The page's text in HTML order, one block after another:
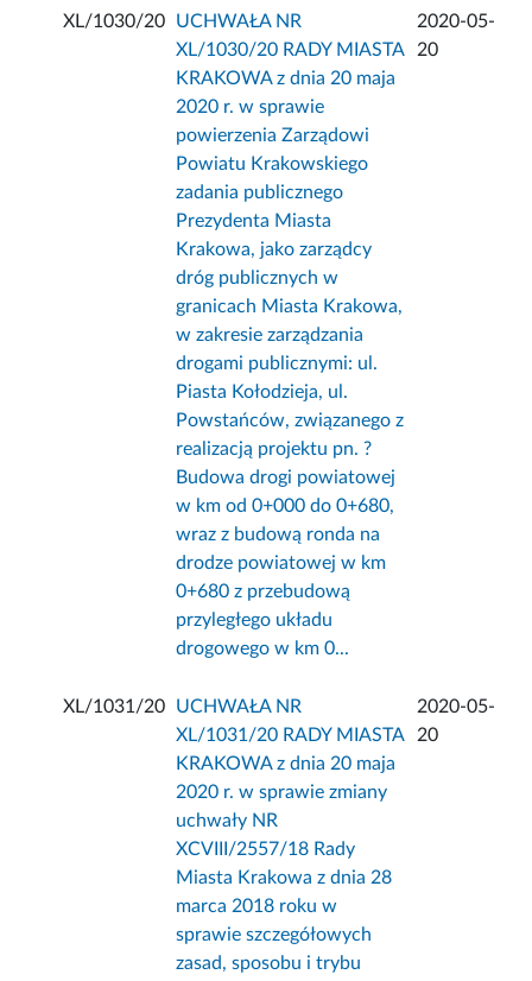
XL/1030/20
UCHWAŁA NR
XL/1030/20 RADY MIASTA
KRAKOWA z dnia 20 maja
2020 r. w sprawie
powierzenia Zarządowi
Powiatu Krakowskiego
zadania publicznego
Prezydenta Miasta
Krakowa, jako zarządcy
dróg publicznych w
granicach Miasta Krakowa,
w zakresie zarządzania
drogami publicznymi: ul.
Piasta Kołodzieja, ul.
Powstańców, związanego z
realizacją projektu pn. ?
Budowa drogi powiatowej
w km od 0+000 do 0+680,
wraz z budową ronda na
drodze powiatowej w km
0+680 z przebudową
przyległego układu
drogowego w km 0...
2020-05-
20
XL/1031/20
UCHWAŁA NR
XL/1031/20 RADY MIASTA
KRAKOWA z dnia 20 maja
2020 r. w sprawie zmiany
uchwały NR
XCVIII/2557/18 Rady
Miasta Krakowa z dnia 28
marca 2018 roku w
sprawie szczegółowych
zasad, sposobu i trybu
2020-05-
20